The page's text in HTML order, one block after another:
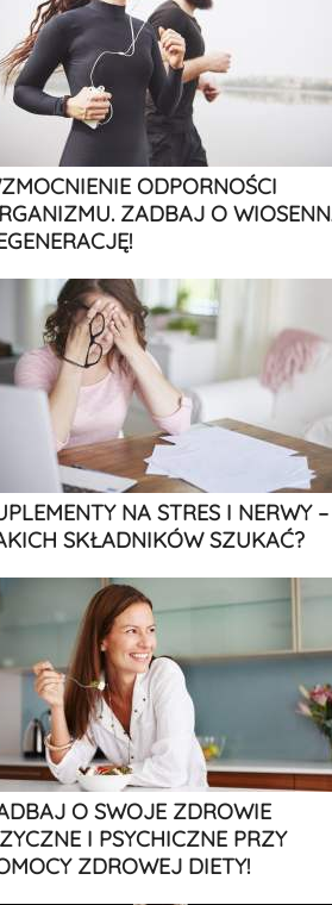
ODPORNOŚCI
ZADBAJ O
NA STRES I NERWY –
SKŁADNIKÓW SZUKAĆ?
O SWOJE ZDROWIE
I PSYCHICZNE PRZY
ZDROWEJ DIETY!